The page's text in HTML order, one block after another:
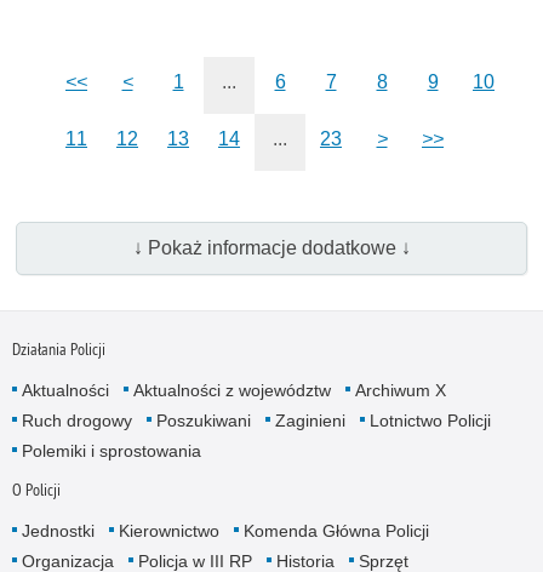
<< < 1 ... 6 7 8 9 10
11 12 13 14 ... 23 > >>
↓ Pokaż informacje dodatkowe ↓
Działania Policji
Aktualności Aktualności z województw
Archiwum X
Ruch drogowy
Poszukiwani Zaginieni
Lotnictwo Policji
Polemiki i sprostowania
O Policji
Jednostki Kierownictwo
Komenda Główna Policji
Organizacja
Policja w III RP Historia
Sprzęt